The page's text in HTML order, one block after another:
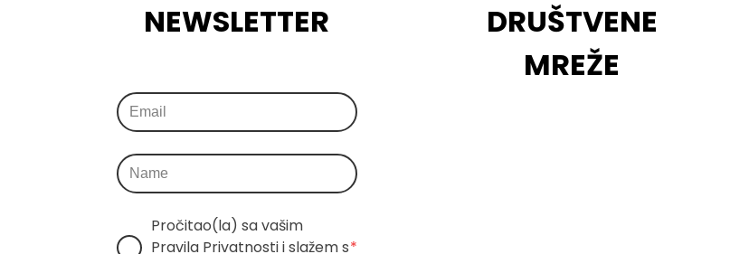
NEWSLETTER
Pročitao(la) sa vašim
Pravila Privatnosti i slažem s *
DRUŠTVENE
MREŽE